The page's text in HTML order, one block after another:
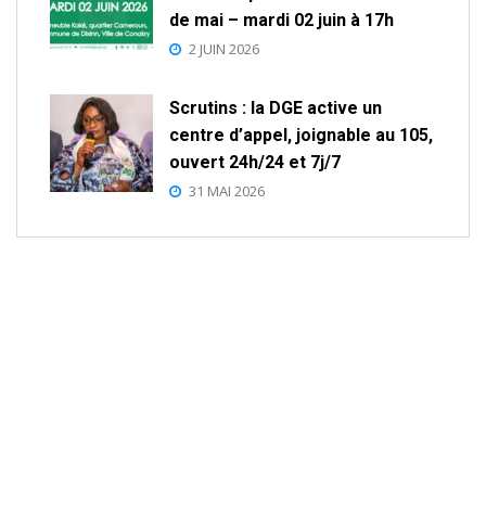
de mai – mardi 02 juin à 17h
2 JUIN 2026
Scrutins : la DGE active un
centre d’appel, joignable au 105,
ouvert 24h/24 et 7j/7
31 MAI 2026